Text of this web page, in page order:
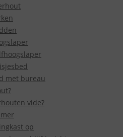
met bureau
vide?
op